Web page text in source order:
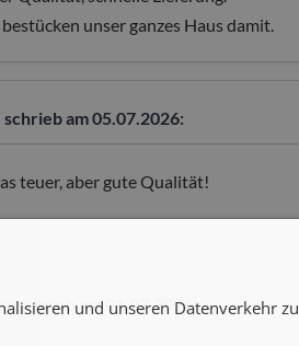
unser ganzes Haus damit.
schrieb am 05.07.2026:
teuer, aber gute Qualität!
schrieb am 01.07.2026:
und unseren Datenverkehr zu